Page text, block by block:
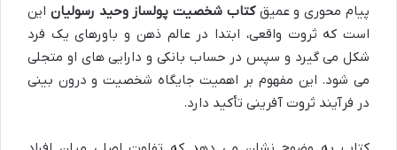
پیام محوری و عمیقکتاب شخصیت پولساز وحید رسولیان این
است که ثروت واقعی، ابتدا در عالم ذهن و باورهای یک فرد
شکل می گیرد و سپس در حساب بانکی و دارایی های او متجلی
می شود. این مفهوم بر اهمیت جایگاه شخصیت و درون بینی
در فرآیند ثروت آفرینی تأکید دارد.